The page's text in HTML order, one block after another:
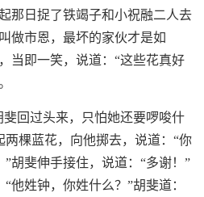
那日捉了铁竭子和小祝融二人去
做市恩，最坏的家伙才是如
当即一笑，说道：“这些花真好
斐回过头来，只怕她还要啰唆什
棵蓝花，向他掷去，说道：“你
胡斐伸手接住，说道：“多谢！”
他姓钟，你姓什么？”胡斐道：